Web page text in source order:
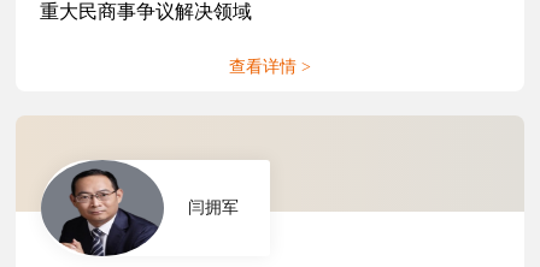
重大民商事争议解决领域
查看详情 >
闫拥军